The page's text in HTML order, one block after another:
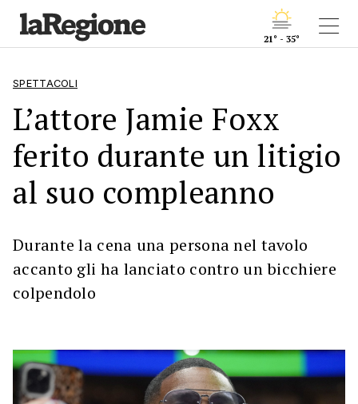
21° - 35°
SPETTACOLI
L’attore Jamie Foxx
ferito durante un litigio
al suo compleanno
Durante la cena una persona nel tavolo
accanto gli ha lanciato contro un bicchiere
colpendolo